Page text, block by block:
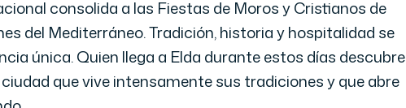
consolida a las Fiestas de Moros y Cristianos de
del Mediterráneo. Tradición, historia y hospitalidad se
única. Quien llega a Elda durante estos días descubre
que vive intensamente sus tradiciones y que abre